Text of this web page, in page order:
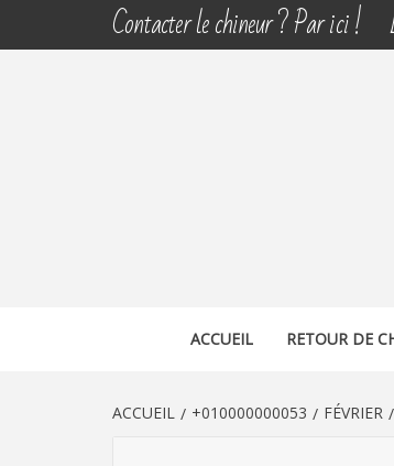
Contacter le chineur ? Par ici !
ACCUEIL RETOUR DE
ACCUEIL +010000000053 FÉVRIER